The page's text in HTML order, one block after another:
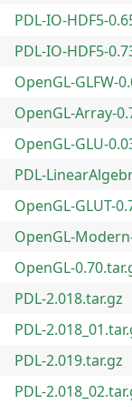
PDL-IO-HDF5-
PDL-IO-HDF5-
OpenGL-GLFW-
OpenGL-Array-
OpenGL-GLU-
PDL-
OpenGL-GLUT-
OpenGL-
OpenGL-
PDL-2.018.tar.gz
PDL-
PDL-2.019.tar.gz
PDL-